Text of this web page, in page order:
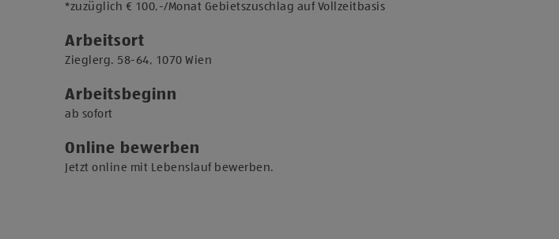
*zuzüglich € 100,-/Monat Gebietszuschlag auf Vollzeitbasis
Arbeitsort
​Zieglerg. 58-64, 1070 Wien​
Arbeitsbeginn
​ab sofort​
Online bewerben
Jetzt online mit Lebenslauf bewerben.